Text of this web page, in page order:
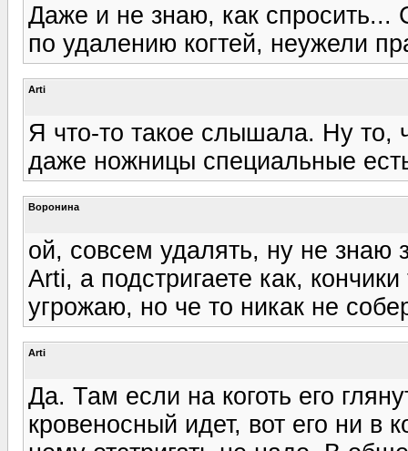
Даже и не знаю, как
по удалению когтей, неужели
Arti
Я что-то такое слышала. Ну то,
даже ножницы специальные
Воронина
ой, совсем удалять, ну не знаю
Arti, а подстригаете как,
угрожаю, но че то никак не
Arti
Да. Там если на коготь его
кровеносный идет, вот его ни в